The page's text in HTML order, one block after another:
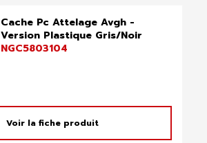
Cache Pc Attelage Avgh -
Version Plastique Gris/Noir
NGC5803104
Voir la fiche produit